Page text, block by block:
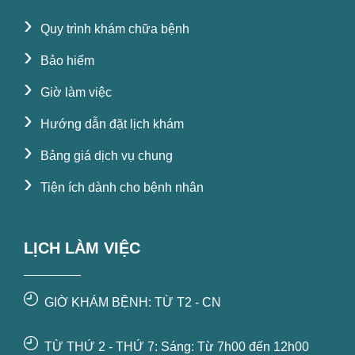
› Quy trình khám chữa bệnh
› Bảo hiểm
› Giờ làm việc
› Hướng dẫn đặt lịch khám
› Bảng giá dịch vụ chung
› Tiện ích dành cho bệnh nhân
LỊCH LÀM VIỆC
GIỜ KHÁM BỆNH: TỪ T2 - CN
TỪ THỨ 2 - THỨ 7: Sáng: Từ 7h00 đến 12h00